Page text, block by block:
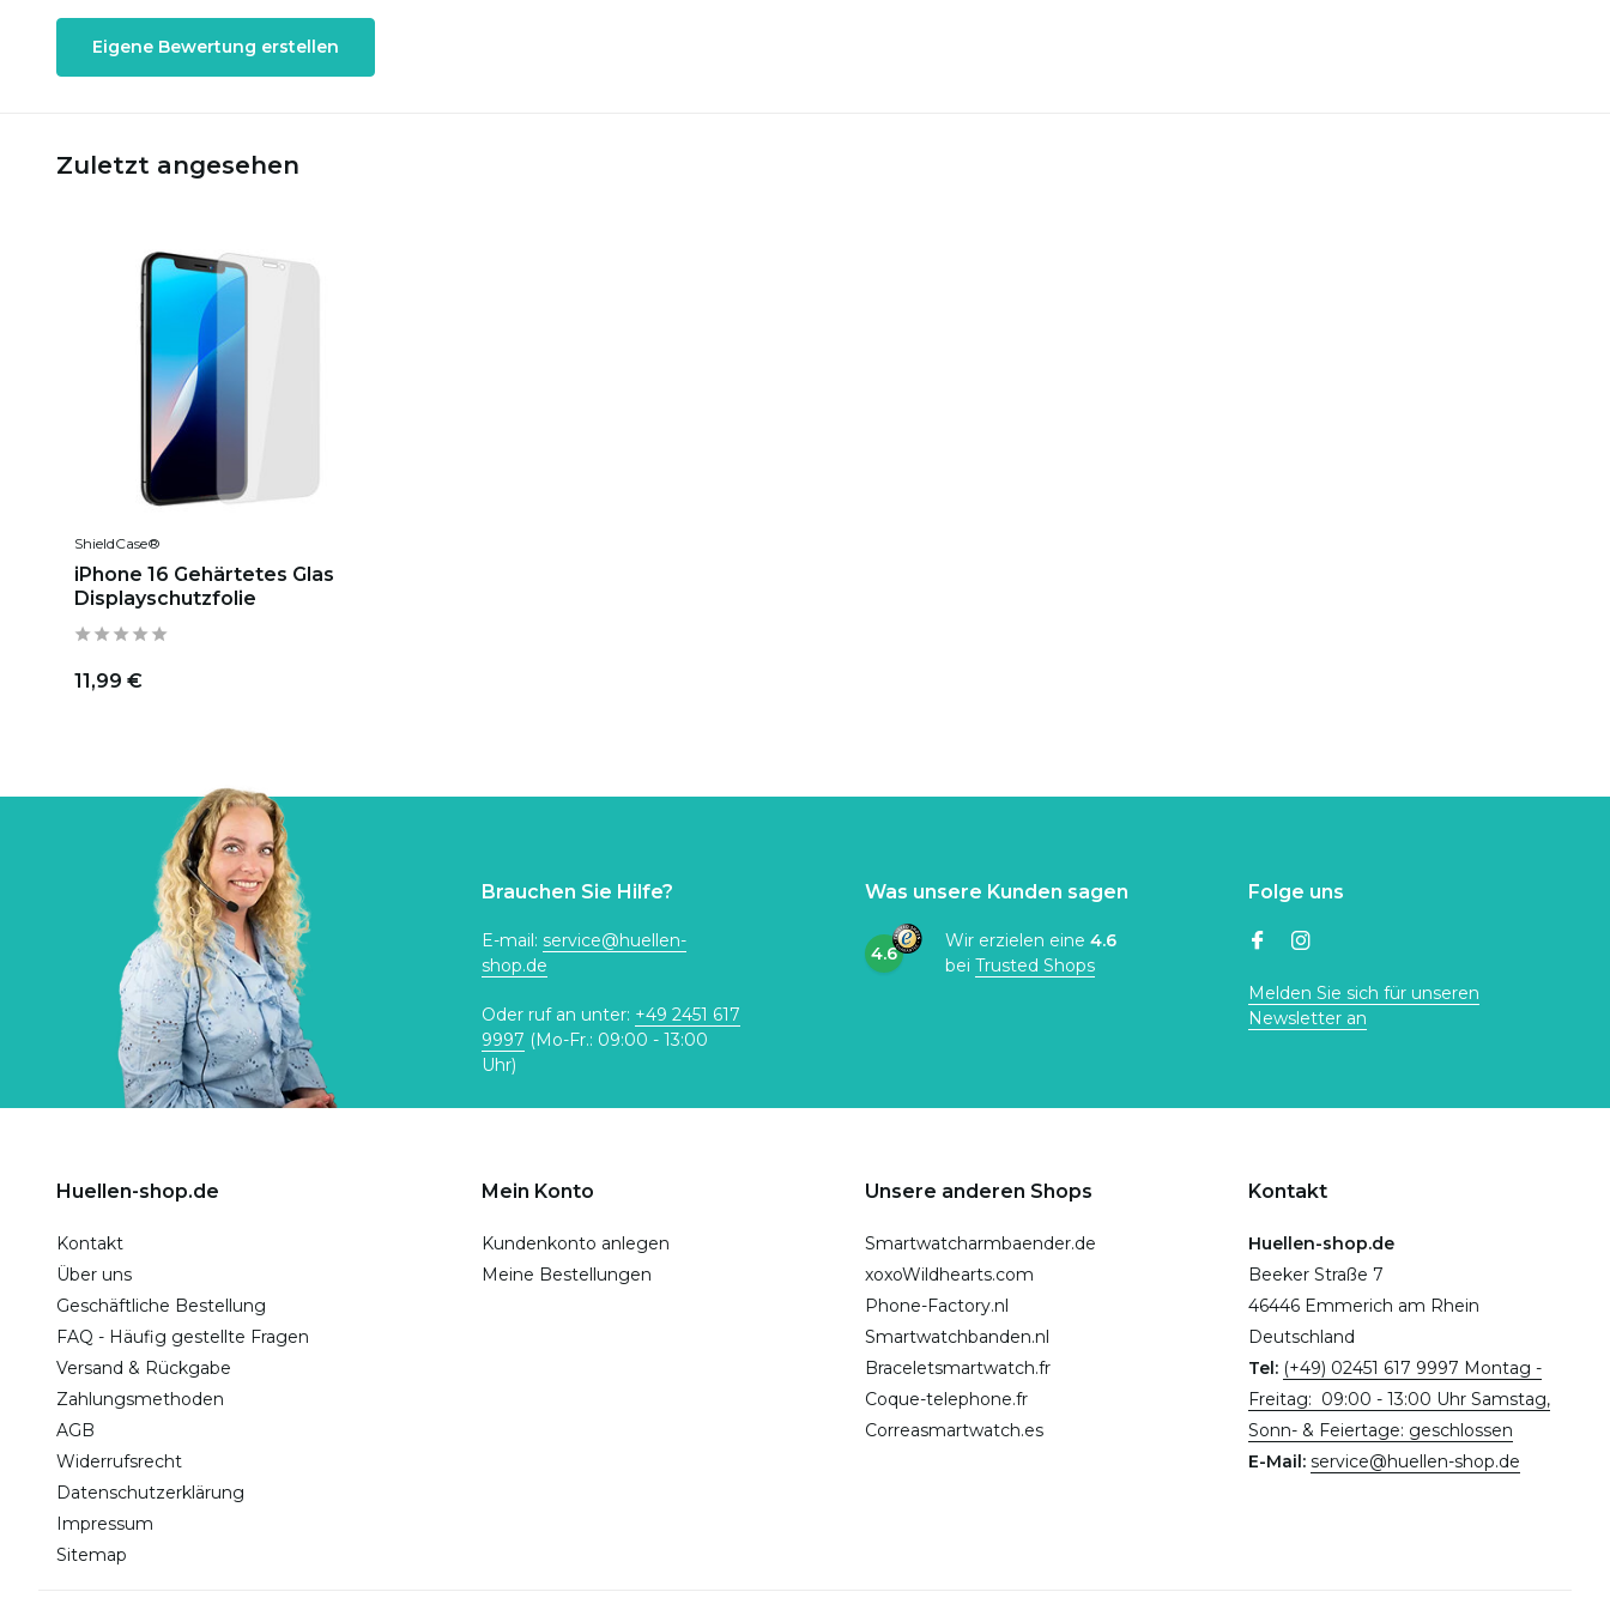
Eigene Bewertung erstellen
Zuletzt angesehen
ShieldCase®
iPhone 16 Gehärtetes Glas
Displayschutzfolie
11,99 €
Brauchen Sie Hilfe?
E-mail: service@huellen-
shop.de
Oder ruf an unter: +49 2451 617
9997 (Mo-Fr.: 09:00 - 13:00
Uhr)
Was unsere Kunden sagen
4.6
Wir erzielen eine 4.6
bei Trusted Shops
Folge uns
Melden Sie sich für unseren
Newsletter an
Huellen-shop.de
Kontakt
Über uns
Geschäftliche Bestellung
FAQ - Häufig gestellte Fragen
Versand & Rückgabe
Zahlungsmethoden
AGB
Widerrufsrecht
Datenschutzerklärung
Impressum
Sitemap
Mein Konto
Kundenkonto anlegen
Meine Bestellungen
Unsere anderen Shops
Smartwatcharmbaender.de
xoxoWildhearts.com
Phone-Factory.nl
Smartwatchbanden.nl
Braceletsmartwatch.fr
Coque-telephone.fr
Correasmartwatch.es
Kontakt
Huellen-shop.de
Beeker Straße 7
46446 Emmerich am Rhein
Deutschland
Tel: (+49) 02451 617 9997 Montag -
Freitag: 09:00 - 13:00 Uhr Samstag,
Sonn- & Feiertage: geschlossen
E-Mail: service@huellen-shop.de